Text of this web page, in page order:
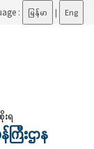
: မြန်မာ | Eng
ရ
ြီးဌာန